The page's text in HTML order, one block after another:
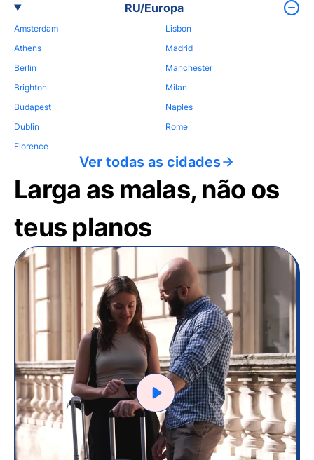
RU/Europa
Amsterdam
Athens
Berlin
Brighton
Budapest
Dublin
Florence
Lisbon
Madrid
Manchester
Milan
Naples
Rome
Ver todas as cidades
Larga as malas, não os
teus planos